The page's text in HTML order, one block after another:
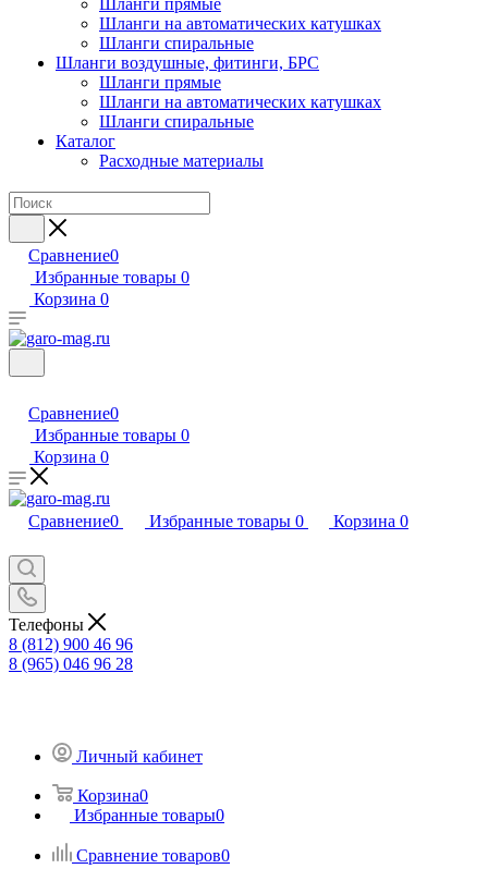
Шланги прямые
Шланги на автоматических катушках
Шланги спиральные
Шланги воздушные, фитинги, БРС
Шланги прямые
Шланги на автоматических катушках
Шланги спиральные
Каталог
Расходные материалы
Сравнение0
Избранные товары 0
Корзина 0
Сравнение0
Избранные товары 0
Корзина 0
Сравнение0 Избранные товары 0 Корзина 0
Телефоны
8 (812) 900 46 96
8 (965) 046 96 28
Личный кабинет
Корзина0
Избранные товары0
Сравнение товаров0